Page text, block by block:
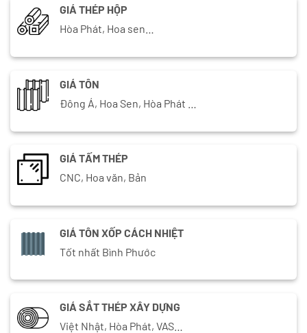
GIÁ THÉP HỘP
Hòa Phát, Hoa sen…
GIÁ TÔN
Đông Á, Hoa Sen, Hòa Phát …
GIÁ TẤM THÉP
CNC, Hoa văn, Bản
GIÁ TÔN XỐP CÁCH NHIỆT
Tốt nhất Bình Phước
GIÁ SẮT THÉP XÂY DỰNG
Việt Nhật, Hòa Phát, VAS…